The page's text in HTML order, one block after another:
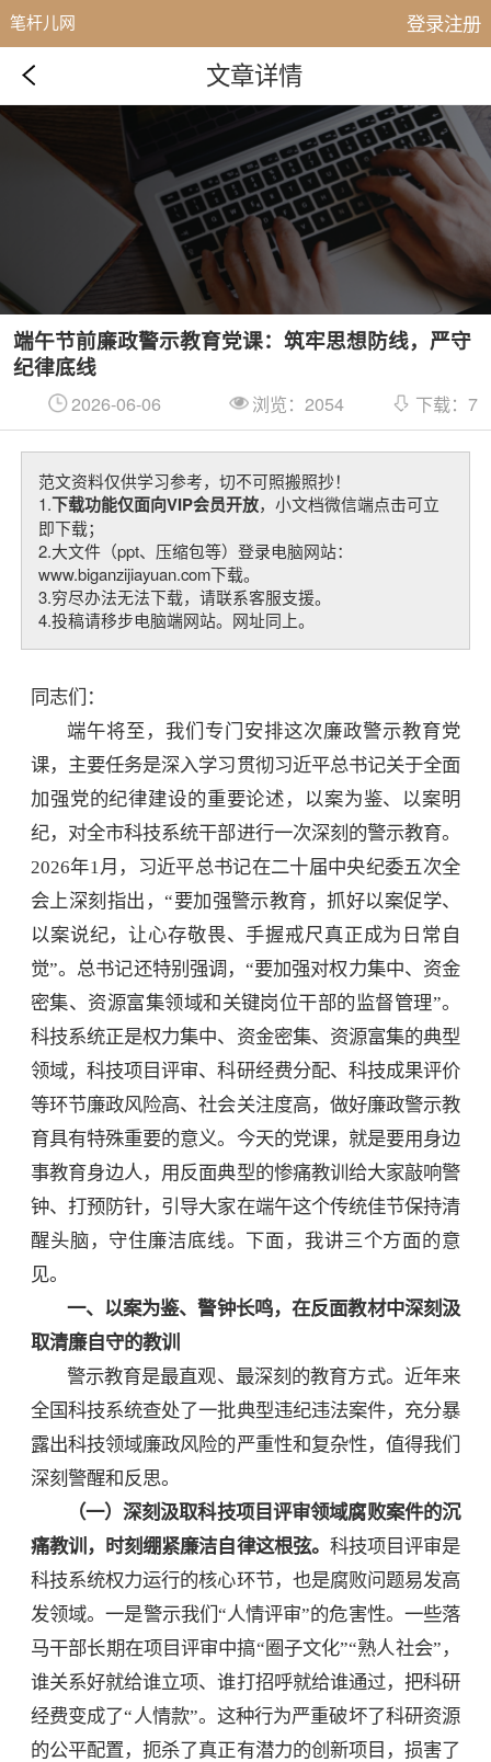
笔杆儿网 登录注册
文章详情
端午节前廉政警示教育党课：筑牢思想防线，严守
纪律底线
2026-06-06 浏览：2054 下载：7
范文资料仅供学习参考，切不可照搬照抄！
1.下载功能仅面向VIP会员开放，小文档微信端点击可立
即下载；
2.大文件（ppt、压缩包等）登录电脑网站：
www.biganzijiayuan.com下载。
3.穷尽办法无法下载，请联系客服支援。
4.投稿请移步电脑端网站。网址同上。
同志们：
端午将至，我们专门安排这次廉政警示教育党
课，主要任务是深入学习贯彻习近平总书记关于全面
加强党的纪律建设的重要论述，以案为鉴、以案明
纪，对全市科技系统干部进行一次深刻的警示教育。
2026年1月，习近平总书记在二十届中央纪委五次全
会上深刻指出，“要加强警示教育，抓好以案促学、
以案说纪，让心存敬畏、手握戒尺真正成为日常自
觉”。总书记还特别强调，“要加强对权力集中、资金
密集、资源富集领域和关键岗位干部的监督管理”。
科技系统正是权力集中、资金密集、资源富集的典型
领域，科技项目评审、科研经费分配、科技成果评价
等环节廉政风险高、社会关注度高，做好廉政警示教
育具有特殊重要的意义。今天的党课，就是要用身边
事教育身边人，用反面典型的惨痛教训给大家敲响警
钟、打预防针，引导大家在端午这个传统佳节保持清
醒头脑，守住廉洁底线。下面，我讲三个方面的意
见。
一、以案为鉴、警钟长鸣，在反面教材中深刻汲
取清廉自守的教训
警示教育是最直观、最深刻的教育方式。近年来
全国科技系统查处了一批典型违纪违法案件，充分暴
露出科技领域廉政风险的严重性和复杂性，值得我们
深刻警醒和反思。
（一）深刻汲取科技项目评审领域腐败案件的沉
痛教训，时刻绷紧廉洁自律这根弦。 科技项目评审是
科技系统权力运行的核心环节，也是腐败问题易发高
发领域。一是警示我们“人情评审”的危害性。一些落
马干部长期在项目评审中搞“圈子文化”“熟人社会”，
谁关系好就给谁立项、谁打招呼就给谁通过，把科研
经费变成了“人情款”。这种行为严重破坏了科研资源
的公平配置，扼杀了真正有潜力的创新项目，损害了